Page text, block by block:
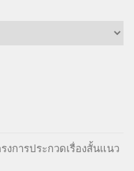
งการประกวดเรื่องสั้นแนว